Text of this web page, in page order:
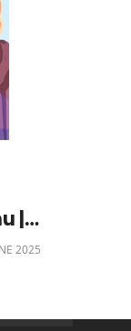
|
2025